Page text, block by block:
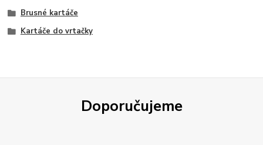
Brusné kartáče
Kartáče do vrtačky
Doporučujeme